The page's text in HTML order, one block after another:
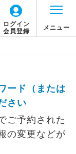
ログイン
会員登録
メニュー
ード（または
さい
ご予約された
の変更などが